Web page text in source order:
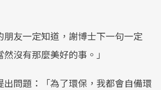
朋友一定知道，謝博士下一句一定
沒有那麼美好的事。」
出問題：「為了環保，我都會自備環